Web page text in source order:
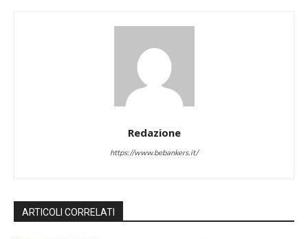
Redazione
https://www.bebankers.it/
ARTICOLI CORRELATI